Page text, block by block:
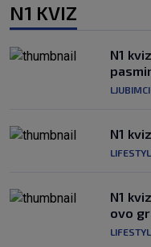
N1 KVIZ
N1
LJUBIMCI
N1
N1
ovo